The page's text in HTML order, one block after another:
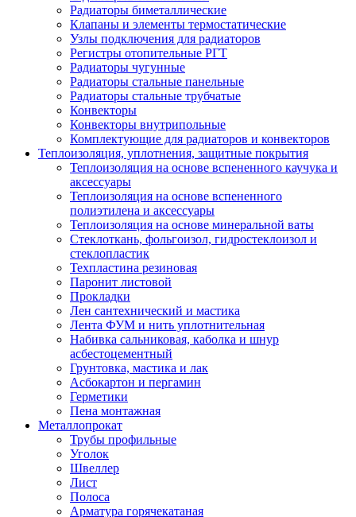
Радиаторы биметаллические
Клапаны и элементы термостатические
Узлы подключения для радиаторов
Регистры отопительные РГТ
Радиаторы чугунные
Радиаторы стальные панельные
Радиаторы стальные трубчатые
Конвекторы
Конвекторы внутрипольные
Комплектующие для радиаторов и конвекторов
Теплоизоляция, уплотнения, защитные покрытия
Теплоизоляция на основе вспененного каучука и
аксессуары
Теплоизоляция на основе вспененного
полиэтилена и аксессуары
Теплоизоляция на основе минеральной ваты
Стеклоткань, фольгоизол, гидростеклоизол и
стеклопластик
Техпластина резиновая
Паронит листовой
Прокладки
Лен сантехнический и мастика
Лента ФУМ и нить уплотнительная
Набивка сальниковая, каболка и шнур
асбестоцементный
Грунтовка, мастика и лак
Асбокартон и пергамин
Герметики
Пена монтажная
Металлопрокат
Трубы профильные
Уголок
Швеллер
Лист
Полоса
Арматура горячекатаная